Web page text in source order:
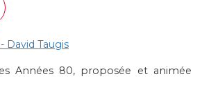
David Taugis
Années 80, proposée et animée